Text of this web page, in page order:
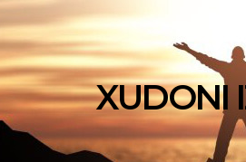
XUDONI